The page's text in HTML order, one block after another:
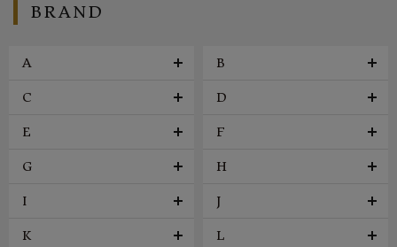
BRAND
A B
C D
E F
G H
I J
K L